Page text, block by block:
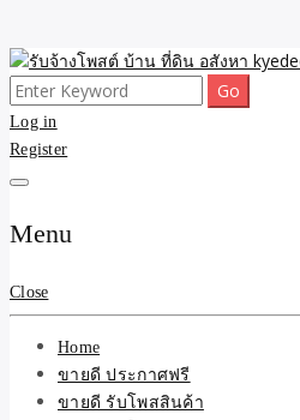
Skip
to
content
รับจ้างโพสต์
และบริการ
ขายดี โพสประกาศขายสินค้าฟรี บ้าน ที่
Search
for:
Log in
Register
Menu
Close
Home
ขายดี ประกาศฟรี
ขายดี รับโพสสินค้า